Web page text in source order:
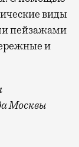
виды
пейзажами
и
Москвы
День